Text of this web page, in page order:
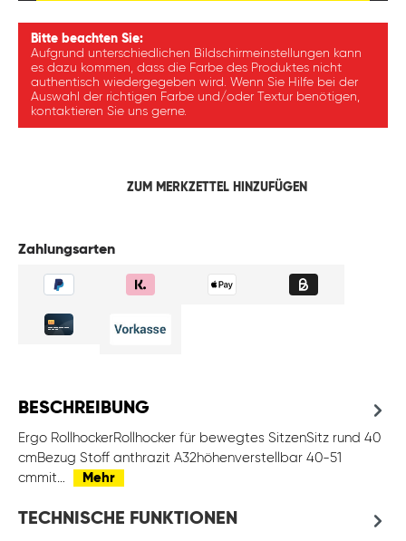
Bitte beachten Sie:
Aufgrund unterschiedlichen Bildschirmeinstellungen kann
es dazu kommen, dass die Farbe des Produktes nicht
authentisch wiedergegeben wird. Wenn Sie Hilfe bei der
Auswahl der richtigen Farbe und/oder Textur benötigen,
kontaktieren Sie uns gerne.
ZUM MERKZETTEL HINZUFÜGEN
Zahlungsarten
BESCHREIBUNG
Ergo RollhockerRollhocker für bewegtes SitzenSitz rund 40
cmBezug Stoff anthrazit A32höhenverstellbar 40-51
cmmit…
Mehr
TECHNISCHE FUNKTIONEN